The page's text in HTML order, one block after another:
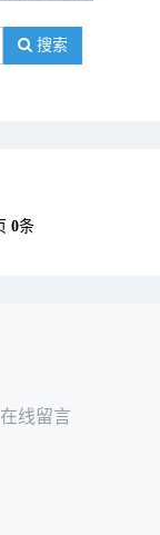
搜索
0条
在线留言